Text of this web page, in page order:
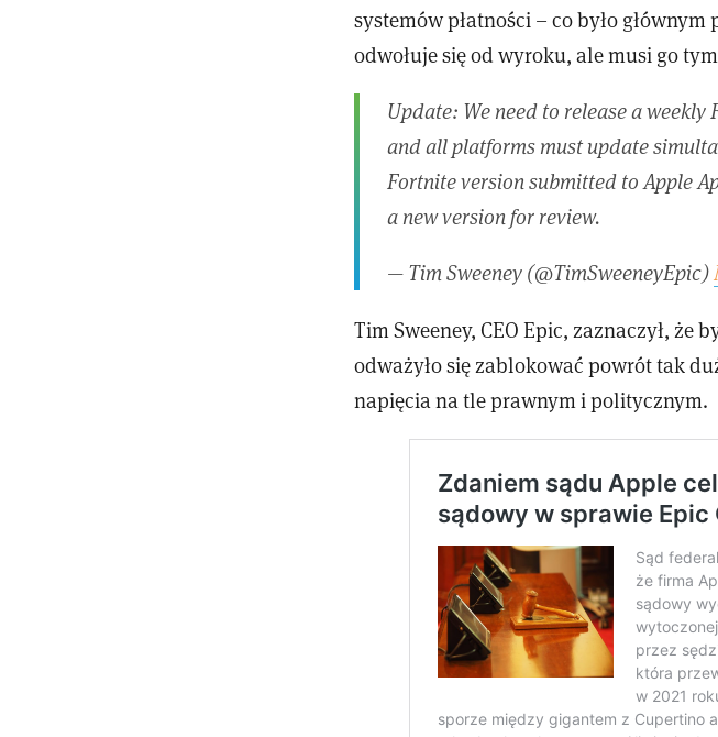
systemów płatności – co było
odwołuje się od wyroku, ale musi go
Update: We need to release a
and all platforms must update
Fortnite version submitted to Apple
a new version for review.
— Tim Sweeney (@TimSweeneyEpic)
Tim Sweeney, CEO Epic, zaznaczył, że
odważyło się zablokować powrót tak
napięcia na tle prawnym i politycznym.